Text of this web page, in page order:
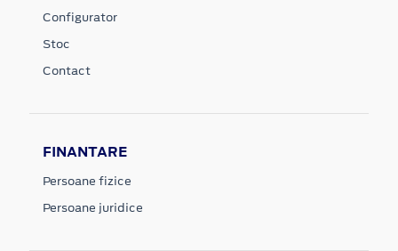
Configurator
Stoc
Contact
FINANTARE
Persoane fizice
Persoane juridice